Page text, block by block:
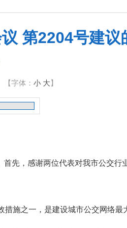
第2204号建议
【字体： 小 大】
先，感谢两位代表对我市公交行
措施之一，是建设城市公交网络最